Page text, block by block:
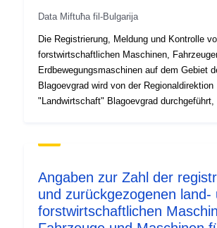
Data Miftuħa fil-Bulgarija
Die Registrierung, Meldung und Kontrolle
forstwirtschaftlichen Maschinen,
Erdbewegungsmaschinen auf dem Gebiet
Blagoevgrad wird von der Regionaldirektion
"Landwirtschaft" Blagoevgrad durchgeführt,
Ministerium für Landwirtschaft und
Kontrolle von land- und
eingerichtet und geführt wird.
Angaben zur Zahl der
und zurückgezogenen land-
forstwirtschaftlichen